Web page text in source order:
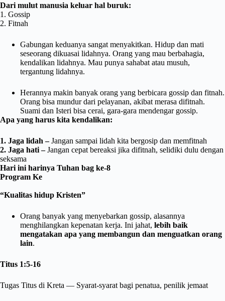
Dari mulut manusia keluar hal buruk:
1. Gossip
2. Fitnah
Gabungan keduanya sangat menyakitkan. Hidup dan mati
seseorang dikuasai lidahnya. Orang yang mau berbahagia,
kendalikan lidahnya. Mau punya sahabat atau musuh,
tergantung lidahnya.
Herannya makin banyak orang yang berbicara gossip dan fitnah.
Orang bisa mundur dari pelayanan, akibat merasa difitnah.
Suami dan Isteri bisa cerai, gara-gara mendengar gossip.
Apa yang harus kita kendalikan:
1. Jaga lidah –Jangan sampai lidah kita bergosip dan memfitnah
2. Jaga hati –Jangan cepat bereaksi jika difitnah, selidiki dulu dengan
seksama
Hari ini harinya Tuhan bag ke-8
Program Ke
“Kualitas hidup Kristen”
Orang banyak yang menyebarkan gossip, alasannya
menghilangkan kepenatan kerja. Ini jahat, lebih baik
mengatakan apa yang membangun dan menguatkan orang
lain.
Titus 1:5-16
Tugas Titus di Kreta — Syarat-syarat bagi penatua, penilik jemaat